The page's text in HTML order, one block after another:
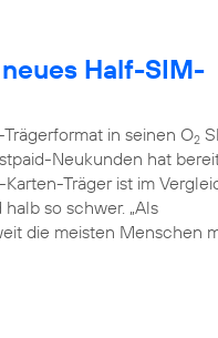
Half-SIM-
in seinen O2
Neukunden hat
Träger ist im
so schwer. „Als
die meisten Menschen